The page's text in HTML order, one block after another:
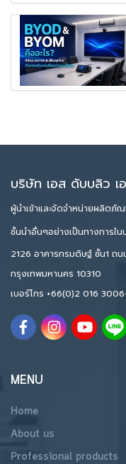
บริษัท เอส ดับบลิว
ผู้นำเข้าและจัดจำหน่ายผลิตภั
ชั้นนำอื่นๆอย่างเป็นทางการใน
2126 อาคารกรมดิษฐ์ ชั้น1 ถ
กรุงเทพมหานคร 10310
เบอร์โทร +66(0)2 016
MENU
Home
About us
Professional products